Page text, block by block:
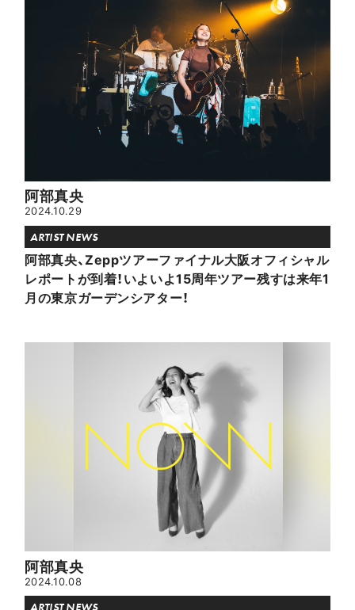
阿部真央
2024.10.29
ARTIST NEWS
阿部真央、Zeppツアーファイナル大阪オフィシャル
レポートが到着！いよいよ15周年ツアー残すは来年1
月の東京ガーデンシアター！
阿部真央
2024.10.08
ARTIST NEWS